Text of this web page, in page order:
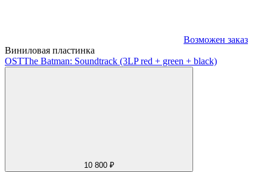
Возможен заказ
Виниловая пластинка
OSTThe Batman: Soundtrack (3LP red + green + black)
10 800 ₽